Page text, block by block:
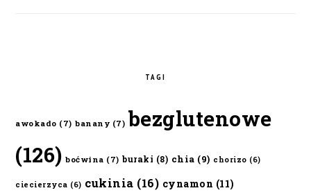
TAGI
awokado (7) banany (7) bezglutenowe
(126) boćwina (7) buraki (8) chia (9) chorizo (6)
ciecierzyca (6) cukinia (16) cynamon (11)